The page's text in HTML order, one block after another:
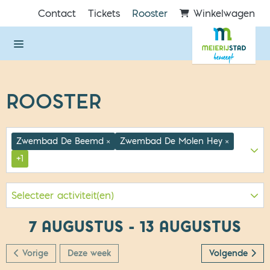
Direct naar de inhoud van de pagina
Contact Tickets Rooster Winkelwagen
ROOSTER
Zwembad De Beemd × Zwembad De Molen Hey ×
+1
Selecteer activiteit(en)
7 AUGUSTUS - 13 AUGUSTUS
Vorige Deze week Volgende